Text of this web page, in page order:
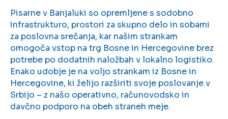
Pisarne v Banjaluki so opremljene s sodobno
infrastrukturo, prostori za skupno delo in sobami
za poslovna srečanja, kar našim strankam
omogoča vstop na trg Bosne in Hercegovine brez
potrebe po dodatnih naložbah v lokalno logistiko.
Enako udobje je na voljo strankam iz Bosne in
Hercegovine, ki želijo razširiti svoje poslovanje v
Srbijo – z našo operativno, računovodsko in
davčno podporo na obeh straneh meje.